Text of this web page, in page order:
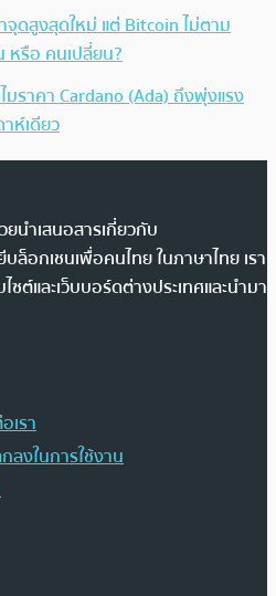
จุดสูงสุดใหม่ แต่ Bitcoin ไม่ตาม
หรือ คนเปลี่ยน?
มราคา Cardano (Ada) ถึงพุ่งแรง
ห์เดียว
นำเสนอสารเกี่ยวกับ
ล็อกเชนเพื่อคนไทย ในภาษาไทย เรา
ต์และเว็บบอร์ดต่างประเทศและนำมา
เรา
ลงในการใช้งาน